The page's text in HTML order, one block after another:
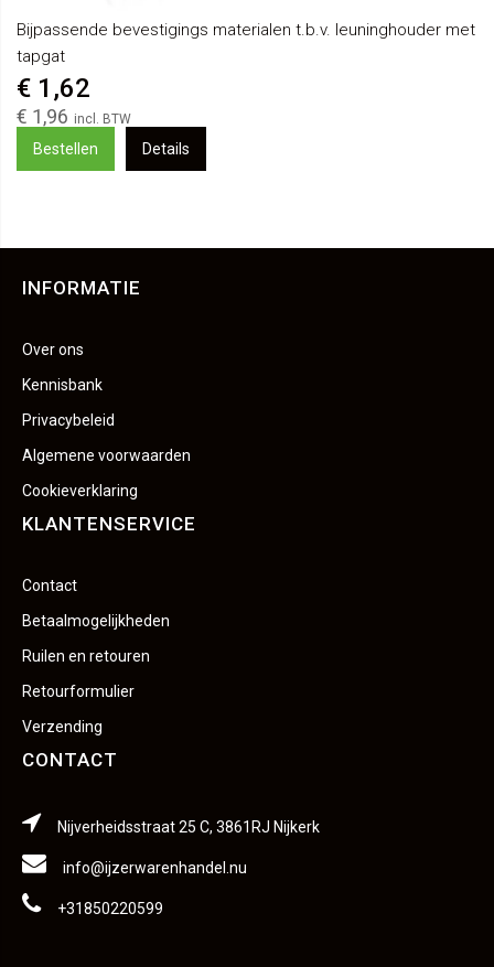
Bijpassende bevestigings materialen t.b.v. leuninghouder met
tapgat
€ 1,96
€ 1,62
Bestellen Details
INFORMATIE
Over ons
Kennisbank
Privacybeleid
Algemene voorwaarden
Cookieverklaring
KLANTENSERVICE
Contact
Betaalmogelijkheden
Ruilen en retouren
Retourformulier
Verzending
CONTACT
Nijverheidsstraat 25 C, 3861RJ Nijkerk
info@ijzerwarenhandel.nu
+31850220599